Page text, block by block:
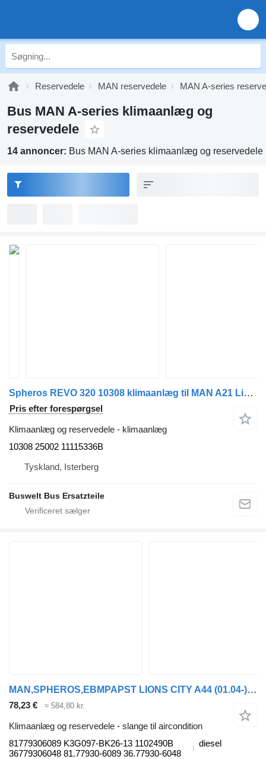
Reservedele MAN reservedele MAN A-series
Bus MAN A-series klimaanlæg og
reservedele
14 annoncer: Bus MAN A-series klimaanlæg og reservedele
Spheros REVO 320 10308 klimaanlæg til MAN A21 Lions City bus
Pris efter forespørgsel
Klimaanlæg og reservedele - klimaanlæg
10308 25002 11115336B
Tyskland, Isterberg
Buswelt Bus Ersatzteile
MAN,SPHEROS,EBMPAPST LIONS CITY A44 (01.04-) 81779306089 slange til aircondition til MAN LIONS CITY A44 (01.04-) bus
78,23 € ≈ 584,80 kr.
Klimaanlæg og reservedele - slange til aircondition
81779306089 K3G097-BK26-13 1102490B
36779306048 81.77930-6089 36.77930-6048
diesel